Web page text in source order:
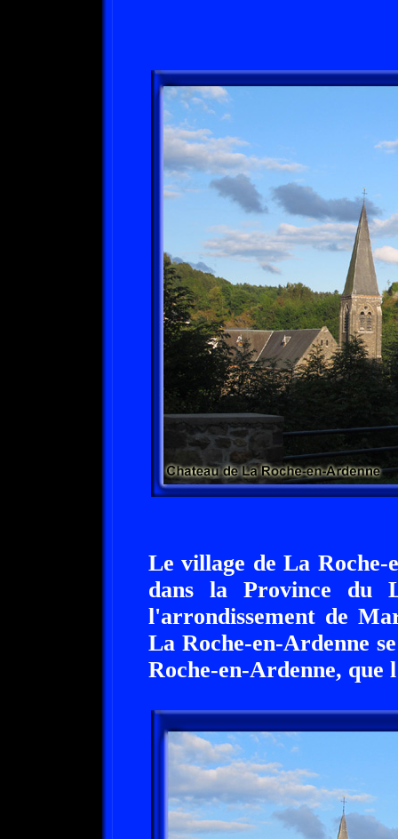
Le village de La Roche-
dans la Province du
l'arrondissement de
La Roche-en-Ardenne
Roche-en-Ardenne, que